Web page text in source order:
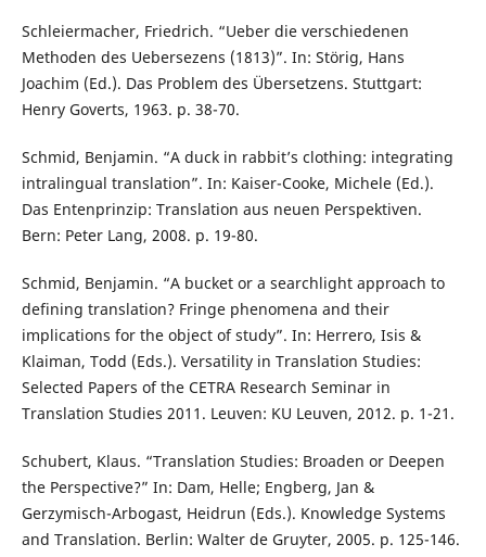
Schleiermacher, Friedrich. “Ueber die verschiedenen
Methoden des Uebersezens (1813)”. In: Störig, Hans
Joachim (Ed.). Das Problem des Übersetzens. Stuttgart:
Henry Goverts, 1963. p. 38-70.
Schmid, Benjamin. “A duck in rabbit’s clothing: integrating
intralingual translation”. In: Kaiser-Cooke, Michele (Ed.).
Das Entenprinzip: Translation aus neuen Perspektiven.
Bern: Peter Lang, 2008. p. 19-80.
Schmid, Benjamin. “A bucket or a searchlight approach to
defining translation? Fringe phenomena and their
implications for the object of study”. In: Herrero, Isis &
Klaiman, Todd (Eds.). Versatility in Translation Studies:
Selected Papers of the CETRA Research Seminar in
Translation Studies 2011. Leuven: KU Leuven, 2012. p. 1-21.
Schubert, Klaus. “Translation Studies: Broaden or Deepen
the Perspective?” In: Dam, Helle; Engberg, Jan &
Gerzymisch-Arbogast, Heidrun (Eds.). Knowledge Systems
and Translation. Berlin: Walter de Gruyter, 2005. p. 125-146.